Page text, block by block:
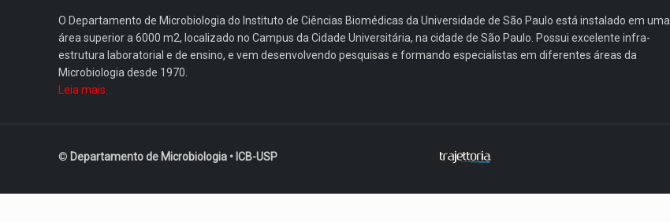
O Departamento de Microbiologia do Instituto de Ciências Biomédicas da Universidade de São Paulo está instalado em uma
área superior a 6000 m2, localizado no Campus da Cidade Universitária, na cidade de São Paulo. Possui excelente infra-
estrutura laboratorial e de ensino, e vem desenvolvendo pesquisas e formando especialistas em diferentes áreas da
Microbiologia desde 1970.
Leia mais...
© Departamento de Microbiologia • ICB-USP